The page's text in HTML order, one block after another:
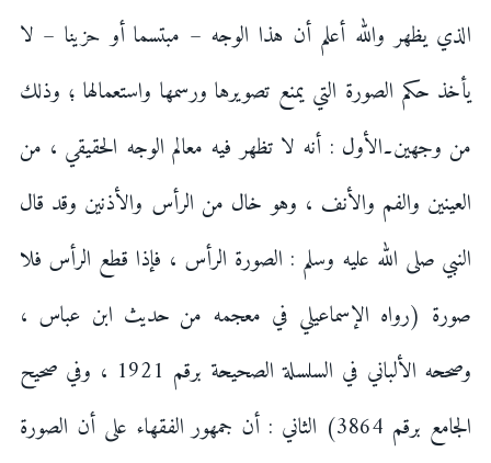
الذي يظهر والله أعلم أن هذا الوجه – مبتسما أو حزينا – لا
يأخذ حكم الصورة التي يمنع تصويرها ورسمها واستعمالها ؛ وذلك
من وجهين۔الأول : أنه لا تظهر فيه معالم الوجه الحقيقي ، من
العينين والفم والأنف ، وهو خال من الرأس والأذنين وقد قال
النبي صلى الله عليه وسلم : الصورة الرأس ، فإذا قطع الرأس فلا
صورة (رواه الإسماعيلي في معجمه من حديث ابن عباس ،
وصححه الألباني في السلسلة الصحيحة برقم 1921 ، وفي صحيح
الجامع برقم 3864) الثاني : أن جمهور الفقهاء على أن الصورة